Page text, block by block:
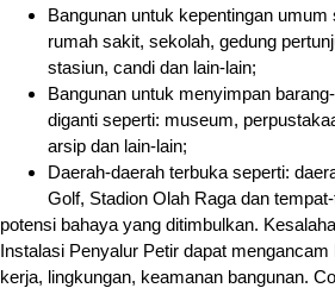
Bangunan untuk kepentingan umum
rumah sakit, sekolah, gedung
stasiun, candi dan lain-lain;
Bangunan untuk menyimpan
diganti seperti: museum,
arsip dan lain-lain;
Daerah-daerah terbuka seperti:
Golf, Stadion Olah Raga dan
potensi bahaya yang ditimbulkan.
Instalasi Penyalur Petir dapat
kerja, lingkungan, keamanan bangunan.